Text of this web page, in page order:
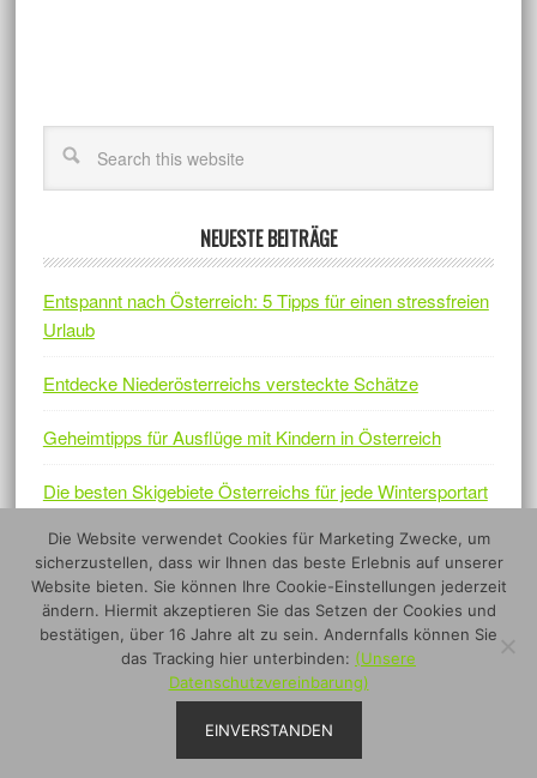
NEUESTE BEITRÄGE
Entspannt nach Österreich: 5 Tipps für einen stressfreien
Urlaub
Entdecke Niederösterreichs versteckte Schätze
Geheimtipps für Ausflüge mit Kindern in Österreich
Die besten Skigebiete Österreichs für jede Wintersportart
Österreichs Naturjuwelen – Fünf Nationalparks, die sich
lohnen
www.topausflugsziele.at ·
Die Website verwendet Cookies für Marketing Zwecke, um
sicherzustellen, dass wir Ihnen das beste Erlebnis auf unserer
Website bieten. Sie können Ihre Cookie-Einstellungen jederzeit
ändern. Hiermit akzeptieren Sie das Setzen der Cookies und
bestätigen, über 16 Jahre alt zu sein. Andernfalls können Sie
das Tracking hier unterbinden: (Unsere
Datenschutzvereinbarung)
EINVERSTANDEN